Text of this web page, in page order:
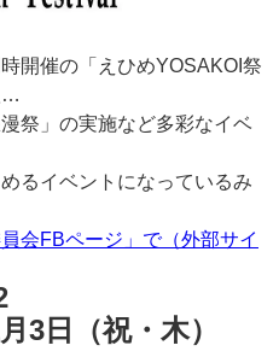
開催の「えひめYOSAKOI祭
祭」の実施など多彩なイベ
るイベントになっているみ
会FBページ」で（外部サイ
3日（祝・木）